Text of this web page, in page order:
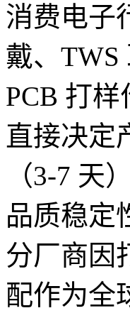
消费电子
戴、
PCB 打
直接决定
（3-7 天
品质稳定
分厂商因
配作为全